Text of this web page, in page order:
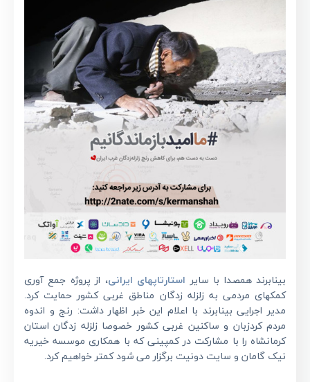
بینابرند همصدا با سایر استارتاپهای ایرانی، از پروژه جمع آوری
کمکهای مردمی به زلزله زدگان مناطق غربی کشور حمایت کرد.
مدیر اجرایی بینابرند با اعلام این خبر اظهار داشت: رنج و اندوه
مردم کردزبان و ساکنین غربی کشور خصوصا زلزله زدگان استان
کرمانشاه را با مشارکت در کمپینی که با همکاری موسسه خیریه
نیک گامان و سایت دونیت برگزار می شود کمتر خواهیم کرد.